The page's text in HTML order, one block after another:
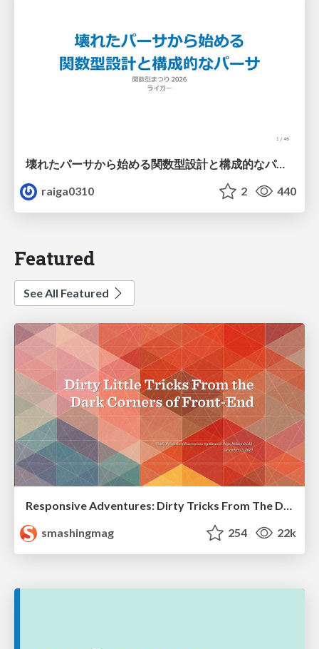
壊れたパーサから始める関数型設計と構成的なパーサ #fp_matsuri
raiga0310
2 440
Featured
See All Featured
Responsive Adventures: Dirty Tricks From The Dark Corners of Front-End
smashingmag
254 22k